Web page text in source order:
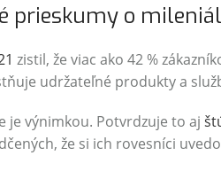
prieskumy o
zistil, že viac ako 42 %
udržateľné produkty a
je výnimkou. Potvrdzuje to aj
že si ich rovesníci